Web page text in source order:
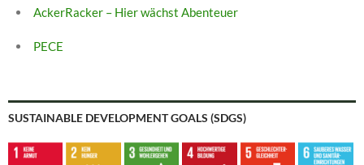
AckerRacker – Hier wächst Abenteuer
PECE
SUSTAINABLE DEVELOPMENT GOALS (SDGS)